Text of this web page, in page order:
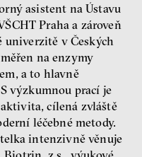
Palanský, Petr Bittner
ekonomika
asistent na Ústavu
Praha a zároveň
univerzitě v Českých
na enzymy
a to hlavně
výzkumnou prací je
cílená zvláště
léčebné metody.
intenzivně věnuje